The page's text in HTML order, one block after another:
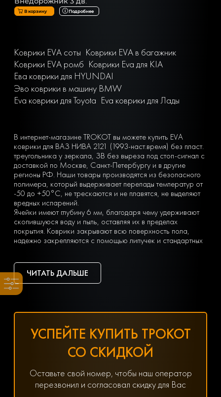
В корзину Подробнее
Коврики EVA соты Коврики EVA в багажник
Коврики EVA ромб Коврики Eva для KIA
Ева коврики для HYUNDAI
Эво коврики в машину BMW
Eva коврики для Toyota Eva коврики для Лады
В интернет-магазине TROKOT вы можете купить EVA
коврики для ВАЗ НИВА 2121 (1993-наст.время) без пласт.
треугольника у зеркала, ЗВ без выреза под стоп-сигнал с
доставкой по Москве, Санкт-Петербургу и в другие
регионы РФ. Наши товары производятся из безопасного
полимера, который выдерживает перепады температур от
-50 до +50°С, не трескаются и не плавятся, не выделяют
вредных испарений.
Ячейки имеют глубину 6 мм, благодаря чему удерживают
скопившуюся воду и пыль, оставляя их в пределах
покрытия. Коврики закрывают всю поверхность пола,
надежно закрепляются с помощью липучек и стандартных
его из машины и встряхнув. При сильных загрязнениях
достаточно «отбить» его струей воды на автомойке или из
дворового шланга.
Тип ячеек вы выбираете сами с учетом ваших личных
оттенков позволяет подобрать идеальный вариант
коврика под салон с любым дизайном.
Чтобы заказать недорогие ЕВА коврики для ВАЗ НИВА
2121 (1993-наст.время) без пласт. треугольника у зеркала,
ЗВ без выреза под стоп-сигнал, оформите заявку,
заполнив онлайн-форму на нашем сайте.
Хотите получить помощь в подборе товаров? Наш
специалист всегда на связи! Позвоните по телефону
8(800) 600-89-40, 8(495) 445-55-08 или напишите в
ЧИТАТЬ ДАЛЬШЕ
УСПЕЙТЕ КУПИТЬ ТРОКОТ
СО СКИДКОЙ
Оставьте свой номер, чтобы наш оператор
перезвонил и согласовал скидку для Вас